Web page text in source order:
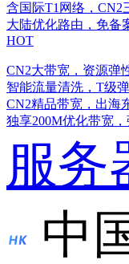
含国际T1网络，CN2
大陆优化路由，免备
HOT
CN2大带宽，资源弹
智能流量清洗，T级
CN2精品带宽，出海
独享200M优化带宽
服务
中